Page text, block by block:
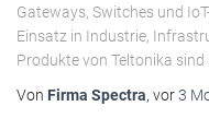
Gateways, Switches und
Einsatz in Industrie,
Produkte von Teltonika
Von Firma Spectra, vor3